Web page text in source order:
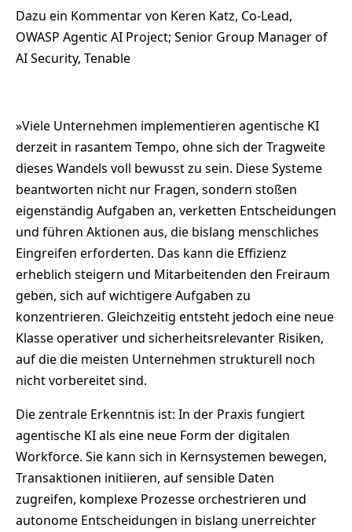
Dazu ein Kommentar von Keren Katz, Co-Lead,
OWASP Agentic AI Project; Senior Group Manager of
AI Security, Tenable
»Viele Unternehmen implementieren agentische KI
derzeit in rasantem Tempo, ohne sich der Tragweite
dieses Wandels voll bewusst zu sein. Diese Systeme
beantworten nicht nur Fragen, sondern stoßen
eigenständig Aufgaben an, verketten Entscheidungen
und führen Aktionen aus, die bislang menschliches
Eingreifen erforderten. Das kann die Effizienz
erheblich steigern und Mitarbeitenden den Freiraum
geben, sich auf wichtigere Aufgaben zu
konzentrieren. Gleichzeitig entsteht jedoch eine neue
Klasse operativer und sicherheitsrelevanter Risiken,
auf die die meisten Unternehmen strukturell noch
nicht vorbereitet sind.
Die zentrale Erkenntnis ist: In der Praxis fungiert
agentische KI als eine neue Form der digitalen
Workforce. Sie kann sich in Kernsystemen bewegen,
Transaktionen initiieren, auf sensible Daten
zugreifen, komplexe Prozesse orchestrieren und
autonome Entscheidungen in bislang unerreichter